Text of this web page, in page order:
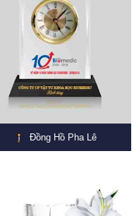
Đồng Hồ Pha Lê